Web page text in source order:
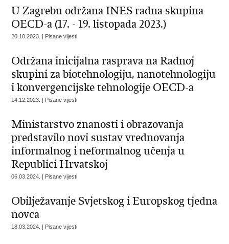
U Zagrebu održana INES radna skupina
OECD-a (17. - 19. listopada 2023.)
20.10.2023. | Pisane vijesti
Održana inicijalna rasprava na Radnoj
skupini za biotehnologiju, nanotehnologiju
i konvergencijske tehnologije OECD-a
14.12.2023. | Pisane vijesti
Ministarstvo znanosti i obrazovanja
predstavilo novi sustav vrednovanja
informalnog i neformalnog učenja u
Republici Hrvatskoj
06.03.2024. | Pisane vijesti
Obilježavanje Svjetskog i Europskog tjedna
novca
18.03.2024. | Pisane vijesti